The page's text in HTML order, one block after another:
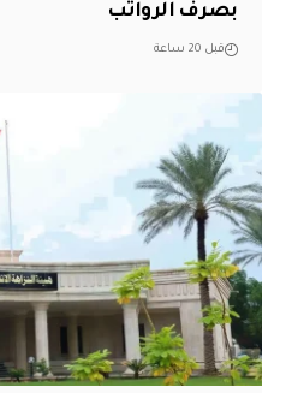
بصرف الرواتب
قبل 20 ساعة